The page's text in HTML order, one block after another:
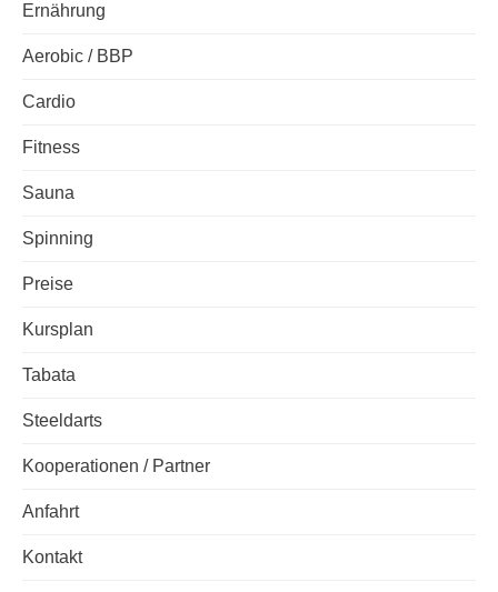
Ernährung
Aerobic / BBP
Cardio
Fitness
Sauna
Spinning
Preise
Kursplan
Tabata
Steeldarts
Kooperationen / Partner
Anfahrt
Kontakt